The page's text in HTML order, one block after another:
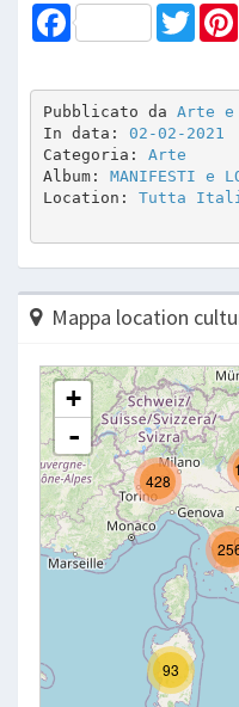
Facebook
Pubblicato da Arte e
In data: 02-02-2021
Categoria: Arte
Album: MANIFESTI e
Location: Tutta
Mappa location